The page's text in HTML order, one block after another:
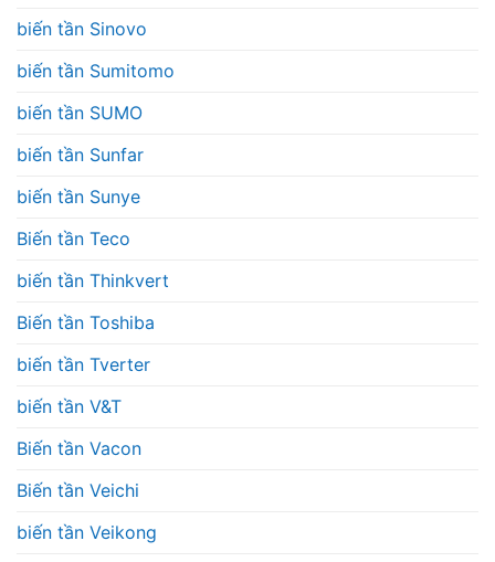
biến tần Sinovo
biến tần Sumitomo
biến tần SUMO
biến tần Sunfar
biến tần Sunye
Biến tần Teco
biến tần Thinkvert
Biến tần Toshiba
biến tần Tverter
biến tần V&T
Biến tần Vacon
Biến tần Veichi
biến tần Veikong